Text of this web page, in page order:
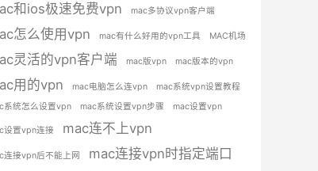
和ios极速免费vpn mac多协议vpn客户端
怎么使用vpn mac有什么好用的vpn工具 MAC机场
灵活的vpn客户端 mac版vpn mac版本的vpn
用的vpn mac电脑怎么连vpn
mac系统vpn设置教程
系统怎么设置vpn
mac系统设置vpn步骤 mac设置vpn
设置vpn连接 mac连不上vpn
连接vpn后不能上网 mac连接vpn时指定端口